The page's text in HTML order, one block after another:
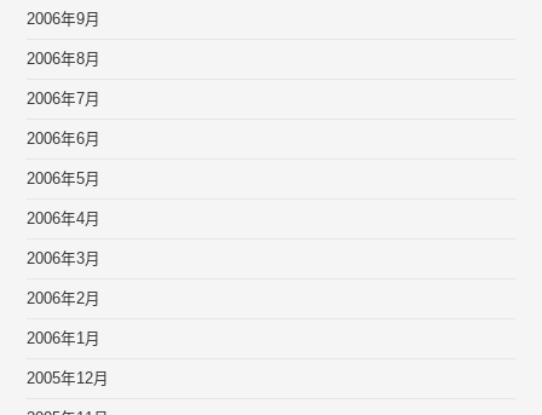
2006年9月
2006年8月
2006年7月
2006年6月
2006年5月
2006年4月
2006年3月
2006年2月
2006年1月
2005年12月